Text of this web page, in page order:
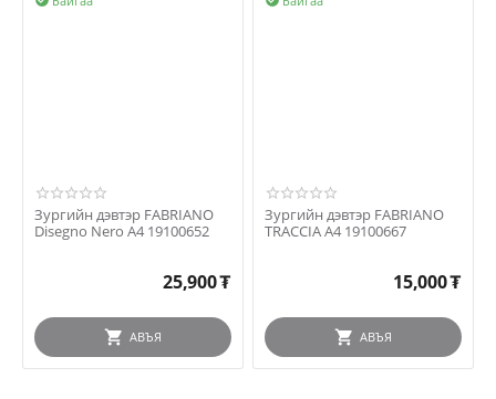
Зургийн дэвтэр FABRIANO
Disegno Nero A4 19100652
25,900₮
АВЪЯ
Зургийн дэвтэр FABRIANO
TRACCIA А4 19100667
15,000₮
АВЪЯ